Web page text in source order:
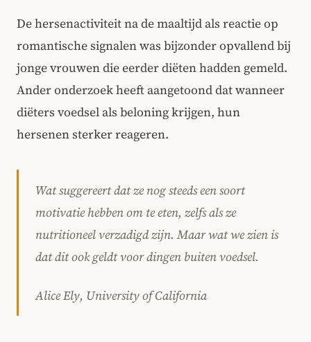
De hersenactiviteit na de maaltijd als reactie op
romantische signalen was bijzonder opvallend bij
jonge vrouwen die eerder diëten hadden gemeld.
Ander onderzoek heeft aangetoond dat wanneer
diëters voedsel als beloning krijgen, hun
hersenen sterker reageren.
Wat suggereert dat ze nog steeds een soort
motivatie hebben om te eten, zelfs als ze
nutritioneel verzadigd zijn. Maar wat we zien is
dat dit ook geldt voor dingen buiten voedsel.
Alice Ely, University of California